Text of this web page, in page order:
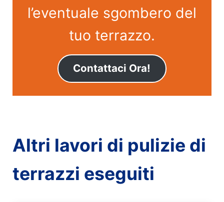
l’eventuale sgombero del
tuo terrazzo.
Contattaci Ora!
Altri lavori di pulizie di
terrazzi eseguiti